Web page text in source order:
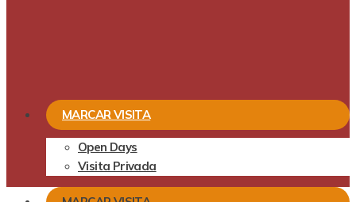
MARCAR VISITA
Open Days
Visita Privada